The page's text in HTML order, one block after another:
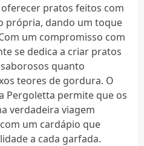
pratos feitos com
própria, dando um toque
um compromisso com
se dedica a criar pratos
quanto
teores de gordura. O
Pergoletta permite que os
verdadeira viagem
um cardápio que
a cada garfada.